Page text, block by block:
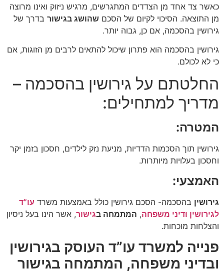
כאשר צד אחד מן הצדדים המתגרשים, מרגיש ניזוק ואינו מרוצה
מן התוצאה. הסיכוי לקיום של הסכם שהושג בגישור בדרך של
גירושין בהסכמה, אם כן, גבוה יותר.
גירושין בהסכמה הוא פתרון שיכול להתאים לרבים מן הזוגות, אם
כי לא לכולם.
החלטתם על גירושין בהסכמה –
מדריך למתחילים:
המטרה:
גירושין תוך הסכמות הדדיות, מניעת נזק לילדים, חסכון בזמן יקר
וחסכון בעלויות מיותרות.
האמצעי:
גירושין בהסכמה- הסכם גירושין כולל באמצעות משרד עו”ד
לגירושין ודיני משפחה, המתמחה בגישור, אשר הינו בעל ניסיון
והצלחות מוכחות.
פנייה למשרד עו”ד העוסק בגירושין
ובדיני משפחה, המתמחה בגישור